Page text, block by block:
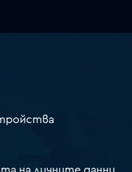
на личните данни